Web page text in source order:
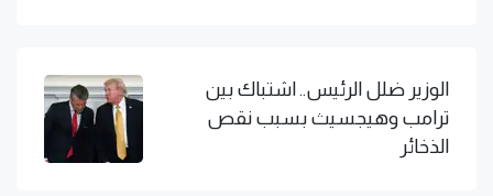
الوزير ضلل الرئيس.. اشتباك بين
ترامب وهيجسيث بسبب نقص
الذخائر